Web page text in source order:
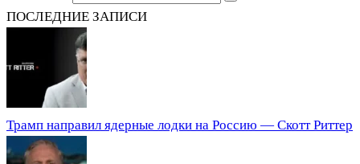
ПОСЛЕДНИЕ ЗАПИСИ
Трамп направил ядерные лодки на Россию — Скотт Риттер